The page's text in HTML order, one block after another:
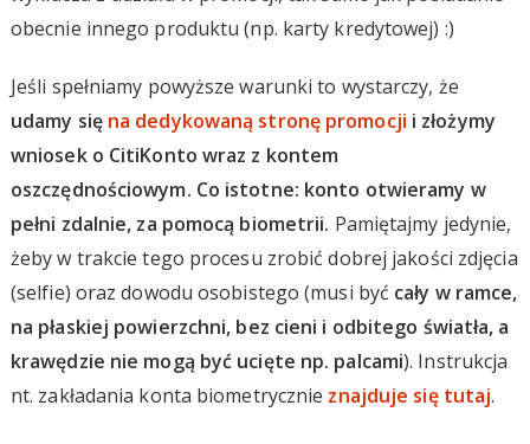
obecnie innego produktu (np. karty kredytowej) :)
Jeśli spełniamy powyższe warunki to wystarczy, że
udamy się na dedykowaną stronę promocji i złożymy
wniosek o CitiKonto wraz z kontem
oszczędnościowym. Co istotne: konto otwieramy w
pełni zdalnie, za pomocą biometrii. Pamiętajmy jedynie,
żeby w trakcie tego procesu zrobić dobrej jakości zdjęcia
(selfie) oraz dowodu osobistego (musi być cały w ramce,
na płaskiej powierzchni, bez cieni i odbitego światła, a
krawędzie nie mogą być ucięte np. palcami). Instrukcja
nt. zakładania konta biometrycznie znajduje się tutaj.